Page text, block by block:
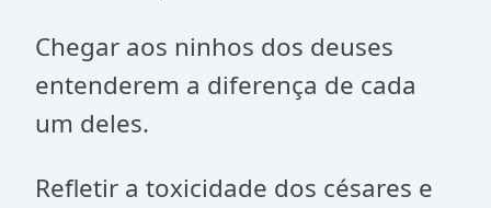
Chegar aos ninhos dos deuses
entenderem a diferença de cada
um deles.
Refletir a toxicidade dos césares e